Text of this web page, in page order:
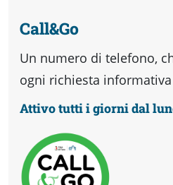
Call&Go
Un numero di telefono,
ogni richiesta
Attivo tutti i giorni dal